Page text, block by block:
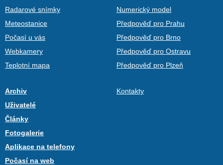
Radarové snímky
Meteostanice
Počasí u vás
Webkamery
Teplotní mapa
Numerický model
Předpověď pro Prahu
Předpověď pro Brno
Předpověď pro Ostravu
Předpověď pro Plzeň
Archiv
Uživatelé
Články
Fotogalerie
Aplikace na telefony
Počasí na web
Kontakty